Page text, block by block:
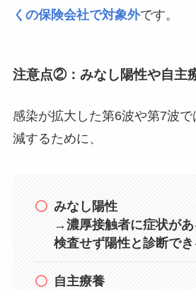
くの保険会社で対象外です。
注意点②：みなし陽性や自主
感染が拡大した第6波や第7波
減するために、
みなし陽性
→濃厚接触者に症状が
検査せず陽性と診断で
自主療養